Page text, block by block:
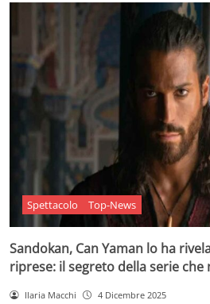
Spettacolo Top-News
Sandokan, Can Yaman lo ha
riprese: il segreto della serie
Ilaria Macchi 4 Dicembre 2025